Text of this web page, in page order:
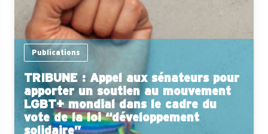
Publications
TRIBUNE : Appel aux sénateurs pour
apporter un soutien au mouvement
LGBT+ mondial dans le cadre du
vote de la loi “développement
solidaire”